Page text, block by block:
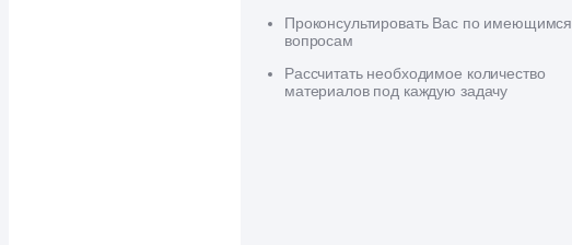
Проконсультировать Вас по имеющимся
вопросам
Рассчитать необходимое количество
материалов под каждую задачу